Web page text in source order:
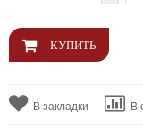
В закладки В